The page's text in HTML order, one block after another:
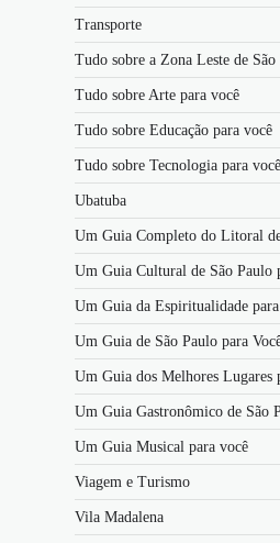
Transporte
Tudo sobre a Zona Leste de São
Tudo sobre Arte para você
Tudo sobre Educação para você
Tudo sobre Tecnologia para você
Ubatuba
Um Guia Completo do Litoral
Um Guia Cultural de São Paulo
Um Guia da Espiritualidade
Um Guia de São Paulo para
Um Guia dos Melhores Lugares
Um Guia Gastronômico de São
Um Guia Musical para você
Viagem e Turismo
Vila Madalena